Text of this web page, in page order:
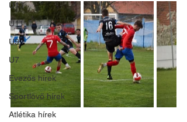
U13
U11
U9
U7
Evezős hírek
Sportlövő hírek
Atlétika hírek